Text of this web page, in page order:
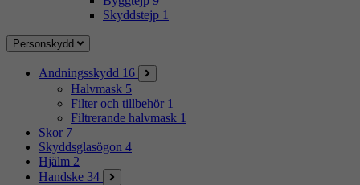
Skyddstejp 1
Personskydd
Andningsskydd 16
Halvmask 5
Filter och tillbehör 1
Filtrerande halvmask 1
Skor 7
Skyddsglasögon 4
Hjälm 2
Handske 34